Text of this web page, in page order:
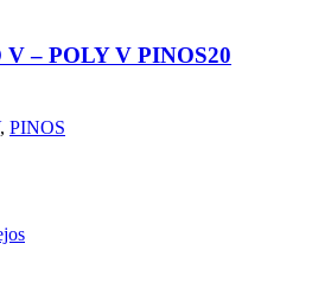
– POLY V PINOS20
, PINOS